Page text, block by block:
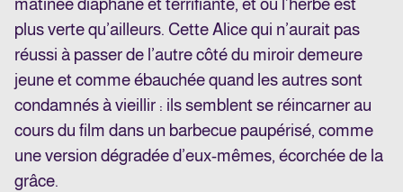
matinée diaphane et terrifiante, et où l’herbe est
plus verte qu’ailleurs. Cette Alice qui n’aurait pas
réussi à passer de l’autre côté du miroir demeure
jeune et comme ébauchée quand les autres sont
condamnés à vieillir : ils semblent se réincarner au
cours du film dans un barbecue paupérisé, comme
une version dégradée d’eux-mêmes, écorchée de la
grâce.